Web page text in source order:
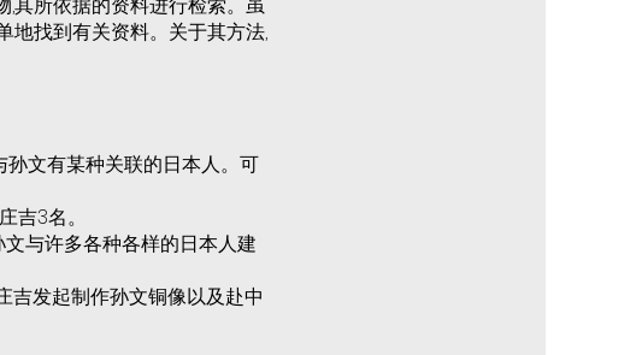
地找到有关资料。关于其方法,
孙文有某种关联的日本人。可
吉3名。
文与许多各种各样的日本人建
吉发起制作孙文铜像以及赴中